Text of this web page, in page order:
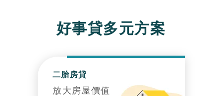
好事貸多元方案
二胎房貸
放大房屋價值